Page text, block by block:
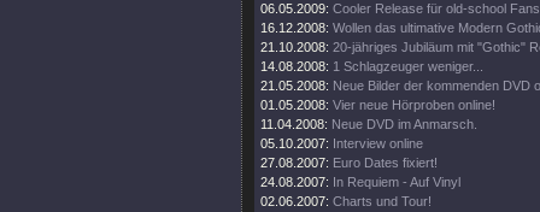
06.05.2009: Cooler Release für old-school
16.12.2008: Wollen das ultimative Modern
21.10.2008: 20-jähriges Jubiläum mit "Gothic"
14.08.2008: 1 Schlagzeuger weniger...
21.05.2008: Neue Bilder der kommenden DVD
01.05.2008: Vier neue Hörproben online!
11.04.2008: Neue DVD im Anmarsch.
05.10.2007: Interview online
27.08.2007: Euro Dates fixiert!
24.08.2007: In Requiem - Auf Vinyl
02.06.2007: Charts und Tour!